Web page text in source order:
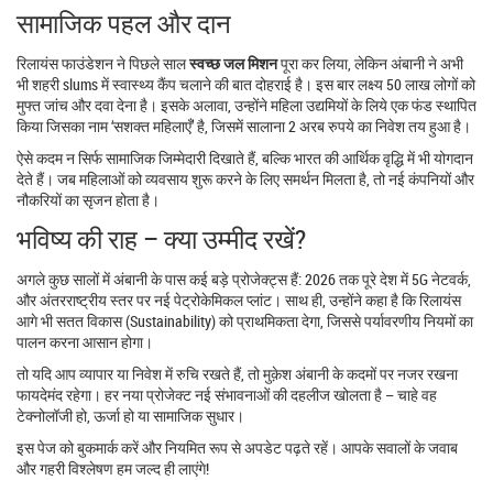
सामाजिक पहल और दान
रिलायंस फाउंडेशन ने पिछले सालस्वच्छ जल मिशनपूरा कर लिया, लेकिन अंबानी ने अभी
भी शहरी slums में स्वास्थ्य कैंप चलाने की बात दोहराई है। इस बार लक्ष्य 50 लाख लोगों को
मुफ्त जांच और दवा देना है। इसके अलावा, उन्होंने महिला उद्यमियों के लिये एक फंड स्थापित
किया जिसका नाम ‘सशक्त महिलाएँ’ है, जिसमें सालाना 2 अरब रुपये का निवेश तय हुआ है।
ऐसे कदम न सिर्फ सामाजिक जिम्मेदारी दिखाते हैं, बल्कि भारत की आर्थिक वृद्धि में भी योगदान
देते हैं। जब महिलाओं को व्यवसाय शुरू करने के लिए समर्थन मिलता है, तो नई कंपनियों और
नौकरियों का सृजन होता है।
भविष्य की राह – क्या उम्मीद रखें?
अगले कुछ सालों में अंबानी के पास कई बड़े प्रोजेक्ट्स हैं: 2026 तक पूरे देश में 5G नेटवर्क,
और अंतरराष्ट्रीय स्तर पर नई पेट्रोकेमिकल प्लांट। साथ ही, उन्होंने कहा है कि रिलायंस
आगे भी सतत विकास (Sustainability) को प्राथमिकता देगा, जिससे पर्यावरणीय नियमों का
पालन करना आसान होगा।
तो यदि आप व्यापार या निवेश में रुचि रखते हैं, तो मुक़ेश अंबानी के कदमों पर नजर रखना
फायदेमंद रहेगा। हर नया प्रोजेक्ट नई संभावनाओं की दहलीज खोलता है – चाहे वह
टेक्नोलॉजी हो, ऊर्जा हो या सामाजिक सुधार।
इस पेज को बुकमार्क करें और नियमित रूप से अपडेट पढ़ते रहें। आपके सवालों के जवाब
और गहरी विश्लेषण हम जल्द ही लाएंगे!